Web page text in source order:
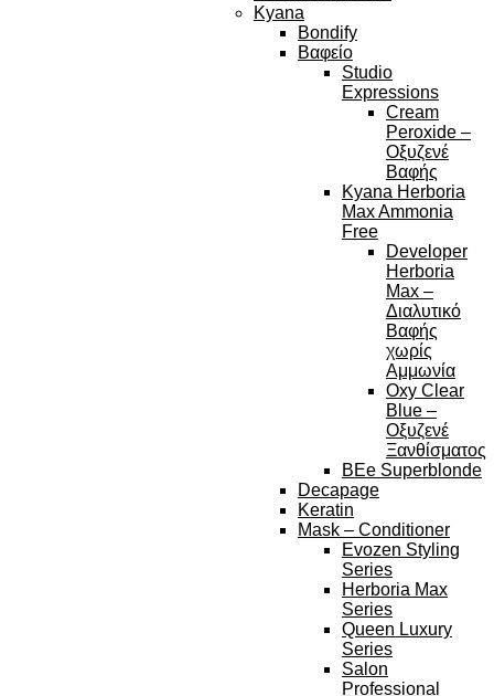
Kyana
Bondify
Βαφείο
Studio
Expressions
Cream
Peroxide –
Οξυζενέ
Βαφής
Kyana Herboria
Max Ammonia
Free
Developer
Herboria
Max –
Διαλυτικό
Βαφής
χωρίς
Αμμωνία
Oxy Clear
Blue –
Οξυζενέ
Ξανθίσματος
BEe Superblonde
Decapage
Keratin
Mask – Conditioner
Evozen Styling
Series
Herboria Max
Series
Queen Luxury
Series
Salon
Professional